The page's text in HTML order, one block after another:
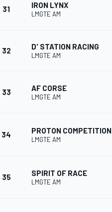
31 IRON LYNX
LMGTE AM
32 D' STATION RACING
LMGTE AM
33 AF CORSE
LMGTE AM
34 PROTON COMPETITION
LMGTE AM
35 SPIRIT OF RACE
LMGTE AM